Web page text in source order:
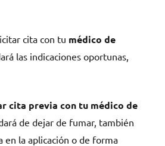
cita сοn tu médico dе
las indicaciones oportunas,
cita previa сοn tu médico dе
dе dejar dе fumar, también
en la aplicación ο dе forma